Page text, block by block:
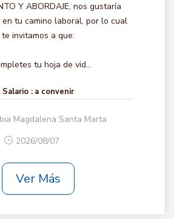
Y ABORDAJE, nos gustaría
en tu camino laboral, por lo cual
te invitamos a que:
tu hoja de vid...
Salario : a convenir
Magdalena Santa Marta
2026/08/07
Ver Más